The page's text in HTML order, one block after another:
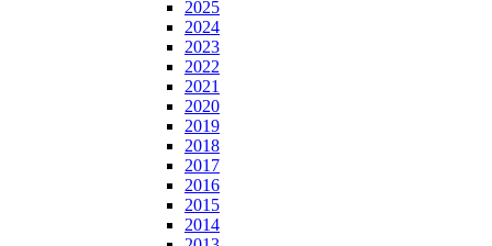
2025
2024
2023
2022
2021
2020
2019
2018
2017
2016
2015
2014